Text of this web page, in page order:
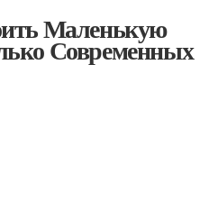
Маленькую
Современных